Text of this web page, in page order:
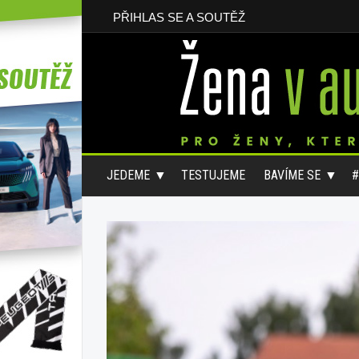
PŘIHLAS SE A SOUTĚŽ
JEDEME TESTUJEME BAVÍME SE